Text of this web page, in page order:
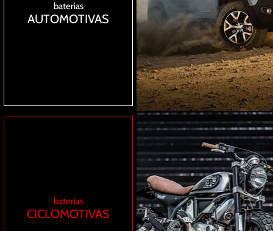
baterias
AUTOMOTIVAS
baterias
CICLOMOTIVAS